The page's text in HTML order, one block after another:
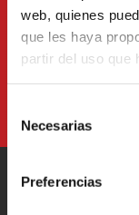
web, quienes
que les haya
partir del uso que
consentimiento
Necesarias
Preferencias
He leído y acepto